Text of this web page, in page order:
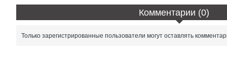
Комментарии (0)
Только зарегистрированные пользователи могут оставлять